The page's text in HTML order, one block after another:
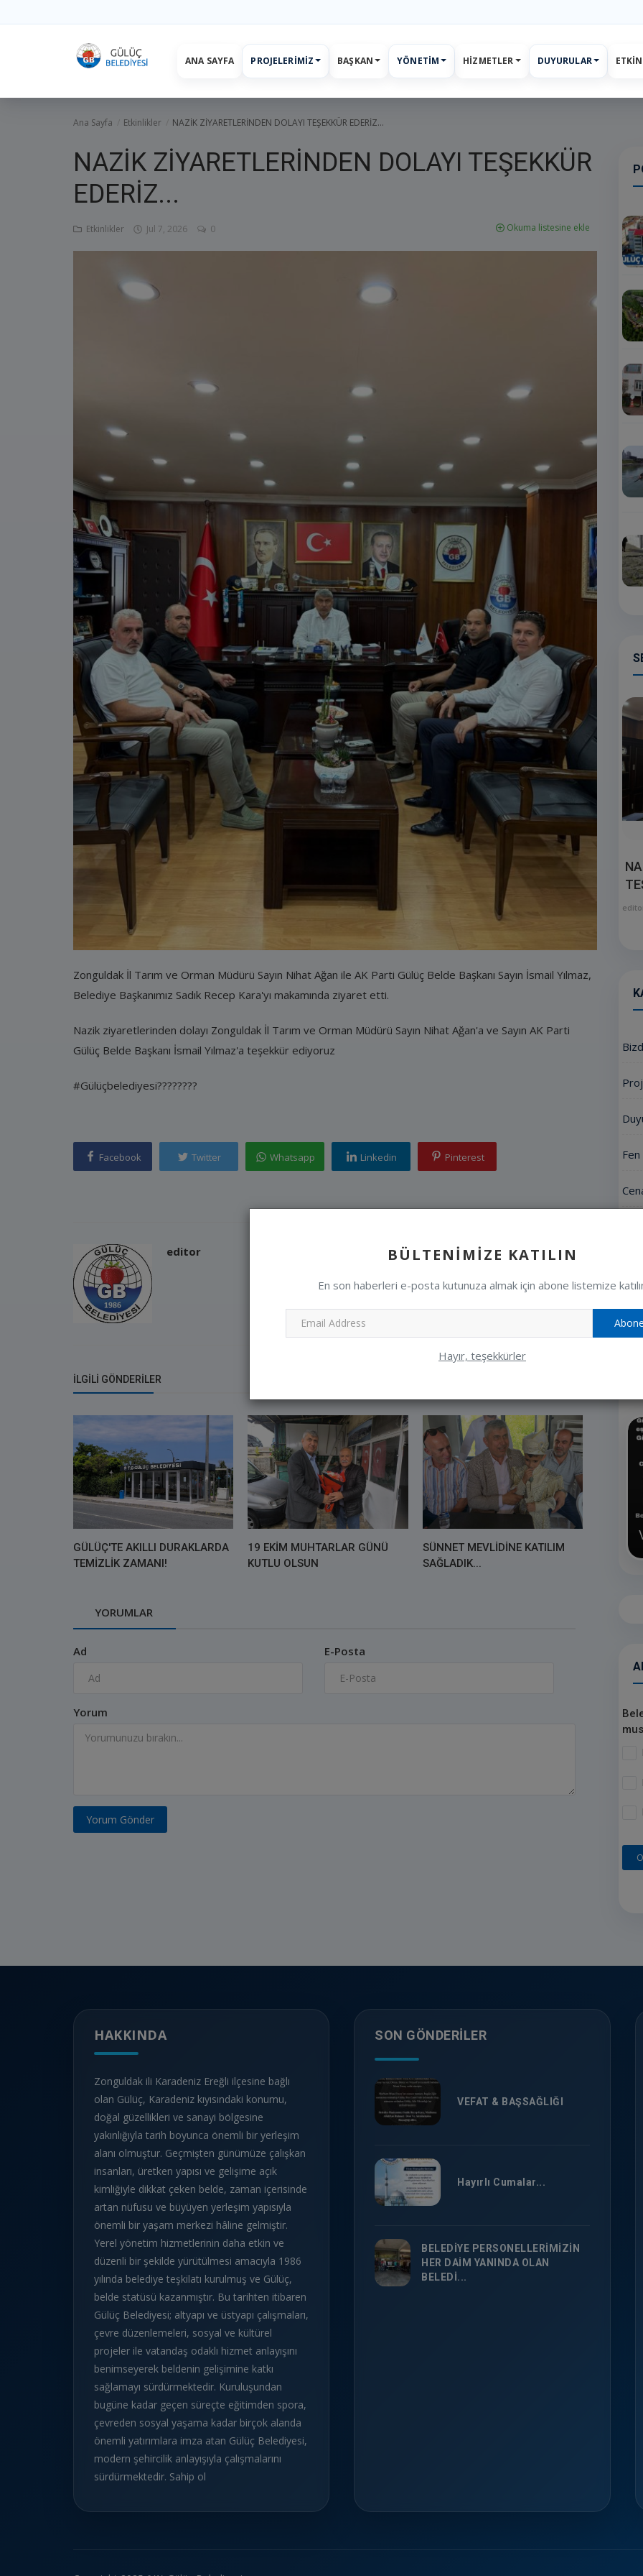
ANA SAYFA PROJELERIMIZ BAŞKAN YÖNETIM HIZMETLER DUYURULAR
BÜLTENIMIZE KATILIN
En son haberleri e-posta kutunuza almak için abone listemize
Hayır, teşekkürler
Ana Sayfa Etkinlikler NAZİK ZİYARETLERİNDEN DOLAYI TEŞEKKÜR EDERİZ...
NAZİK ZİYARETLERİNDEN DOLAYI TEŞEKKÜR
EDERİZ...
Etkinlikler Jul 7, 2026 0 Okuma listesine ekle
Zonguldak İl Tarım ve Orman Müdürü Sayın Nihat Ağan ile AK Parti Gülüç Belde Başkanı Sayın İsmail Yılmaz,
Belediye Başkanımız Sadık Recep Kara'yı makamında ziyaret etti.
Nazik ziyaretlerinden dolayı Zonguldak İl Tarım ve Orman Müdürü Sayın Nihat Ağan'a ve Sayın AK Parti
Gülüç Belde Başkanı İsmail Yılmaz'a teşekkür ediyoruz
#Gülüçbelediyesi????????
Facebook Twitter Whatsapp Linkedin Pinterest
editor
İLGILI GÖNDERILER
GÜLÜÇ'TE AKILLI DURAKLARDA
TEMİZLİK ZAMANI!
19 EKİM MUHTARLAR GÜNÜ
KUTLU OLSUN
SÜNNET MEVLİDİNE KATILIM
SAĞLADIK...
YORUMLAR
Ad E-Posta
Yorum
Yorum Gönder
PARKLARIMIZDA BAKIM VE
ONARIM
ÇALIŞMALARI ARALIKSIZ
MEZUNİYET TÖRENİNE KATILIM
HAKKINDA
Zonguldak ili Karadeniz Ereğli ilçesine bağlı
olan Gülüç, Karadeniz kıyısındaki konumu,
doğal güzellikleri ve sanayi bölgesine
yakınlığıyla tarih boyunca önemli bir yerleşim
alanı olmuştur. Geçmişten günümüze çalışkan
insanları, üretken yapısı ve gelişime açık
kimliğiyle dikkat çeken belde, zaman içerisinde
artan nüfusu ve büyüyen yerleşim yapısıyla
önemli bir yaşam merkezi hâline gelmiştir.
Yerel yönetim hizmetlerinin daha etkin ve
düzenli bir şekilde yürütülmesi amacıyla 1986
yılında belediye teşkilatı kurulmuş ve Gülüç,
belde statüsü kazanmıştır. Bu tarihten itibaren
Gülüç Belediyesi; altyapı ve üstyapı çalışmaları,
çevre düzenlemeleri, sosyal ve kültürel
projeler ile vatandaş odaklı hizmet anlayışını
benimseyerek beldenin gelişimine katkı
sağlamayı sürdürmektedir. Kuruluşundan
bugüne kadar geçen süreçte eğitimden spora,
çevreden sosyal yaşama kadar birçok alanda
önemli yatırımlara imza atan Gülüç Belediyesi,
modern şehircilik anlayışıyla çalışmalarını
sürdürmektedir. Sahip ol
SON GÖNDERILER
VEFAT & BAŞSAĞLIĞI
Hayırlı Cumalar...
BELEDİYE PERSONELLERİMİZİN
HER DAİM YANINDA OLAN
BELEDİ...